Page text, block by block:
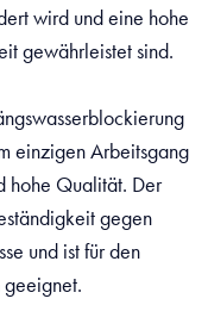
wird und eine hohe
gewährleistet sind.
einzigen Arbeitsgang
hohe Qualität. Der
gegen
und ist für den